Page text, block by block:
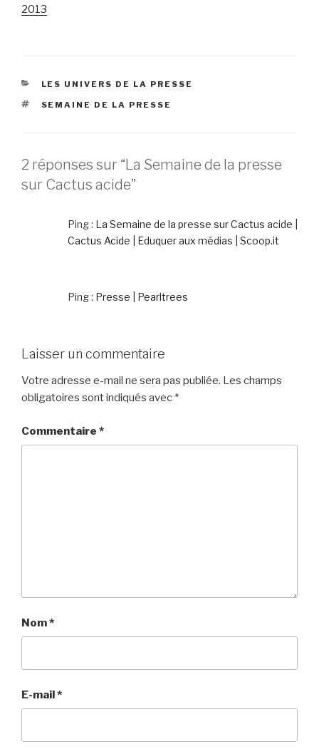
2013
CATÉGORIES
LES UNIVERS DE LA PRESSE
ÉTIQUETTES
SEMAINE DE LA PRESSE
2 réponses sur “La Semaine de la presse
sur Cactus acide”
Ping : La Semaine de la presse sur Cactus acide |
Cactus Acide | Eduquer aux médias | Scoop.it
Ping : Presse | Pearltrees
Laisser un commentaire
Votre adresse e-mail ne sera pas publiée. Les champs
obligatoires sont indiqués avec *
Commentaire *
Nom*
E-mail*